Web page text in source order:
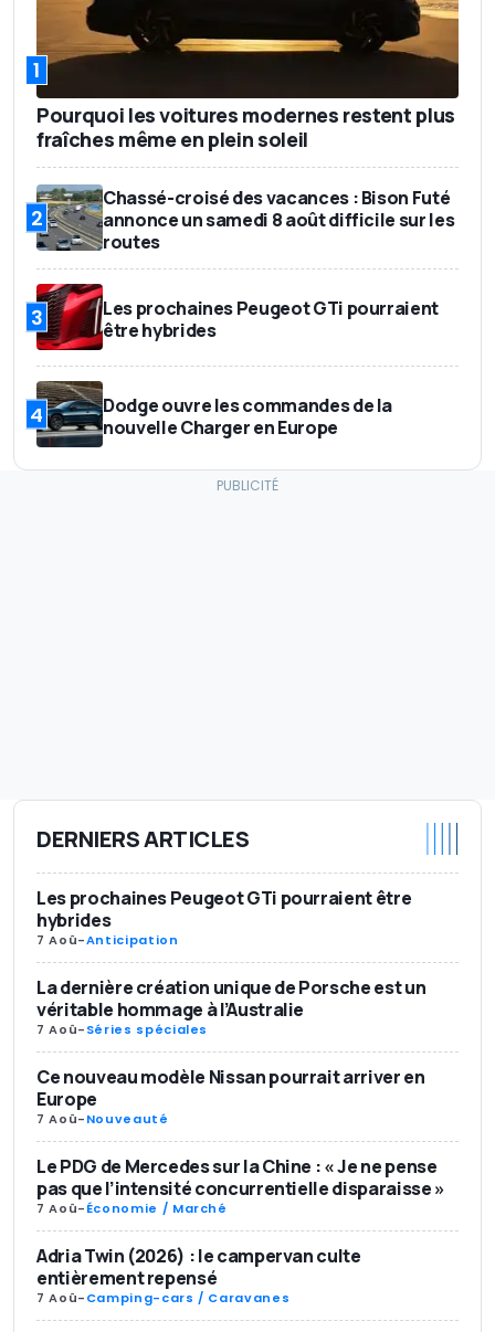
1
Pourquoi les voitures modernes restent plus
fraîches même en plein soleil
2
Chassé-croisé des vacances : Bison Futé
annonce un samedi 8 août difficile sur les
routes
3
Les prochaines Peugeot GTi pourraient
être hybrides
4
Dodge ouvre les commandes de la
nouvelle Charger en Europe
DERNIERS ARTICLES
Les prochaines Peugeot GTi pourraient être
hybrides
7 Aoû-Anticipation
La dernière création unique de Porsche est un
véritable hommage à l’Australie
7 Aoû-Séries spéciales
Ce nouveau modèle Nissan pourrait arriver en
Europe
7 Aoû-Nouveauté
Le PDG de Mercedes sur la Chine : « Je ne pense
pas que l’intensité concurrentielle disparaisse »
7 Aoû-Économie / Marché
Adria Twin (2026) : le campervan culte
entièrement repensé
7 Aoû-Camping-cars / Caravanes